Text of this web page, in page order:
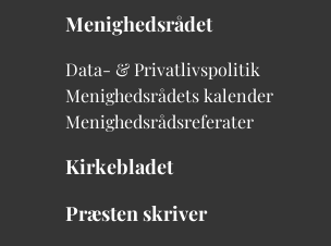
Menighedsrådet
Data- & Privatlivspolitik
Menighedsrådets kalender
Menighedsrådsreferater
Kirkebladet
Præsten skriver